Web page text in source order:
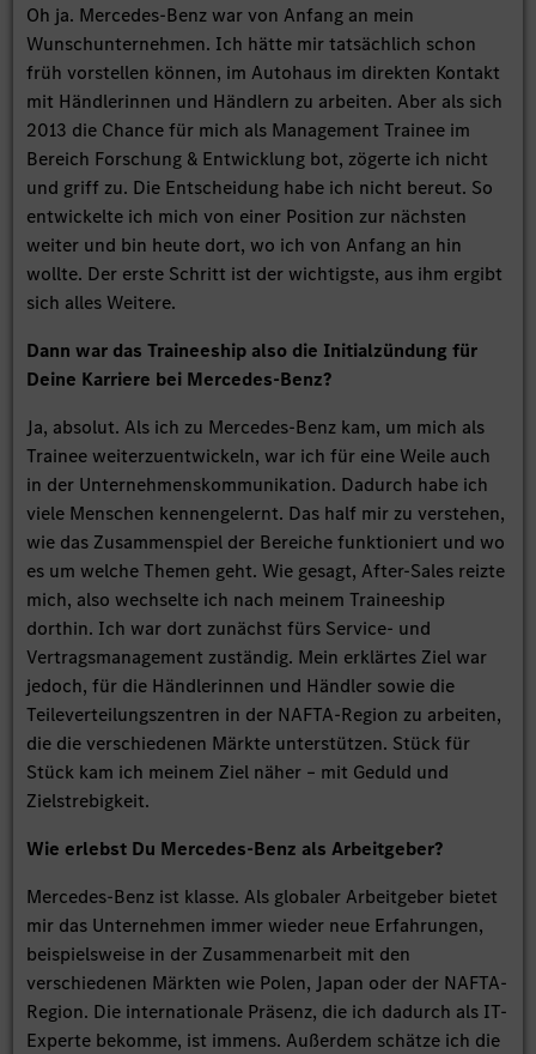
Oh ja. Mercedes-Benz war von Anfang an mein
Wunschunternehmen. Ich hätte mir tatsächlich schon
früh vorstellen können, im Autohaus im direkten Kontakt
mit Händlerinnen und Händlern zu arbeiten. Aber als sich
2013 die Chance für mich als Management Trainee im
Bereich Forschung & Entwicklung bot, zögerte ich nicht
und griff zu. Die Entscheidung habe ich nicht bereut. So
entwickelte ich mich von einer Position zur nächsten
weiter und bin heute dort, wo ich von Anfang an hin
wollte. Der erste Schritt ist der wichtigste, aus ihm ergibt
sich alles Weitere.
Dann war das Traineeship also die Initialzündung für
Deine Karriere bei Mercedes-Benz?
Ja, absolut. Als ich zu Mercedes-Benz kam, um mich als
Trainee weiterzuentwickeln, war ich für eine Weile auch
in der Unternehmenskommunikation. Dadurch habe ich
viele Menschen kennengelernt. Das half mir zu verstehen,
wie das Zusammenspiel der Bereiche funktioniert und wo
es um welche Themen geht. Wie gesagt, After-Sales reizte
mich, also wechselte ich nach meinem Traineeship
dorthin. Ich war dort zunächst fürs Service- und
Vertragsmanagement zuständig. Mein erklärtes Ziel war
jedoch, für die Händlerinnen und Händler sowie die
Teileverteilungszentren in der NAFTA-Region zu arbeiten,
die die verschiedenen Märkte unterstützen. Stück für
Stück kam ich meinem Ziel näher – mit Geduld und
Zielstrebigkeit.
Wie erlebst Du Mercedes-Benz als Arbeitgeber?
Mercedes-Benz ist klasse. Als globaler Arbeitgeber bietet
mir das Unternehmen immer wieder neue Erfahrungen,
beispielsweise in der Zusammenarbeit mit den
verschiedenen Märkten wie Polen, Japan oder der NAFTA-
Region. Die internationale Präsenz, die ich dadurch als IT-
Experte bekomme, ist immens. Außerdem schätze ich die